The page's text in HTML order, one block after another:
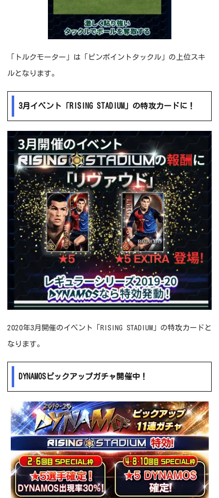
「トルクモーター」は「ピンポイントタックル」の上位スキ
ルとなります。
3月イベント「RISING STADIUM」の特攻カードに！
2020年3月開催のイベント「RISING STADIUM」の特攻カードと
なります。
DYNAMOSピックアップガチャ開催中！